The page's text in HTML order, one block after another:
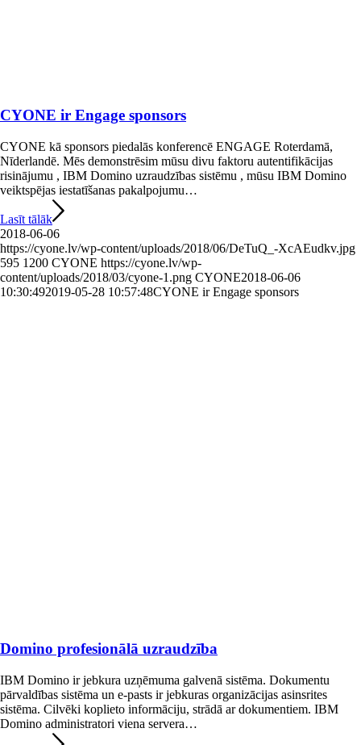
CYONE ir Engage sponsors
CYONE kā sponsors piedalās konferencē ENGAGE Roterdamā,
Nīderlandē. Mēs demonstrēsim mūsu divu faktoru autentifikācijas
risinājumu , IBM Domino uzraudzības sistēmu , mūsu IBM Domino
veiktspējas iestatīšanas pakalpojumu…
Lasīt tālāk
2018-06-06
https://cyone.lv/wp-content/uploads/2018/06/DeTuQ_-XcAEudkv.jpg
595 1200 CYONE https://cyone.lv/wp-
content/uploads/2018/03/cyone-1.png CYONE2018-06-06
10:30:492019-05-28 10:57:48CYONE ir Engage sponsors
Domino profesionālā uzraudzība
IBM Domino ir jebkura uzņēmuma galvenā sistēma. Dokumentu
pārvaldības sistēma un e-pasts ir jebkuras organizācijas asinsrites
sistēma. Cilvēki koplieto informāciju, strādā ar dokumentiem. IBM
Domino administratori viena servera…